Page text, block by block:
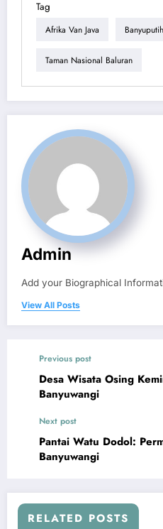
Tag
Afrika Van Java Banyuputih
Taman Nasional Baluran
Admin
Add your Biographical
View All Posts
Previous post
Desa Wisata Osing
Banyuwangi
Next post
Pantai Watu Dodol:
Banyuwangi
RELATED POSTS